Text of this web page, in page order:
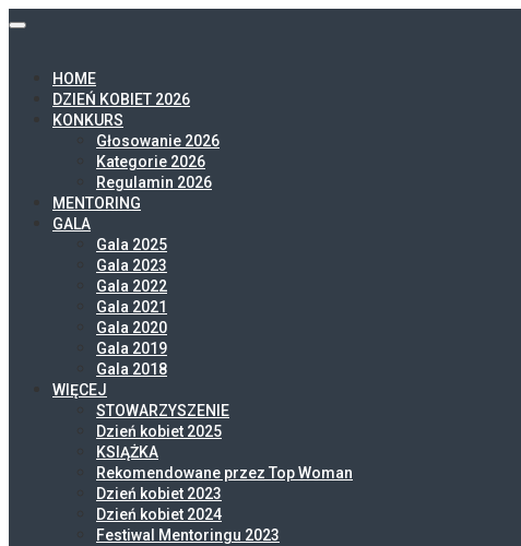
HOME
DZIEŃ KOBIET 2026
KONKURS
Głosowanie 2026
Kategorie 2026
Regulamin 2026
MENTORING
GALA
Gala 2025
Gala 2023
Gala 2022
Gala 2021
Gala 2020
Gala 2019
Gala 2018
WIĘCEJ
STOWARZYSZENIE
Dzień kobiet 2025
KSIĄŻKA
Rekomendowane przez Top Woman
Dzień kobiet 2023
Dzień kobiet 2024
Festiwal Mentoringu 2023